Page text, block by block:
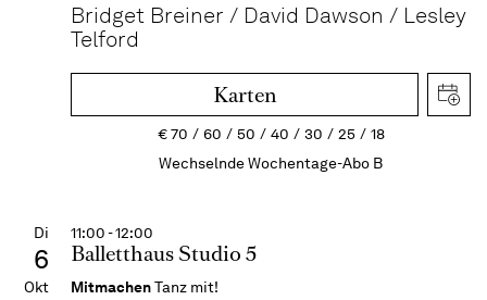
Bridget Breiner / David Dawson / Lesley
Telford
Karten
€70 60 50 40 30 25
18
Wechselnde Wochentage-Abo B
Di
6
Okt
11:00 - 12:00
Balletthaus Studio 5
MitmachenTanz mit!